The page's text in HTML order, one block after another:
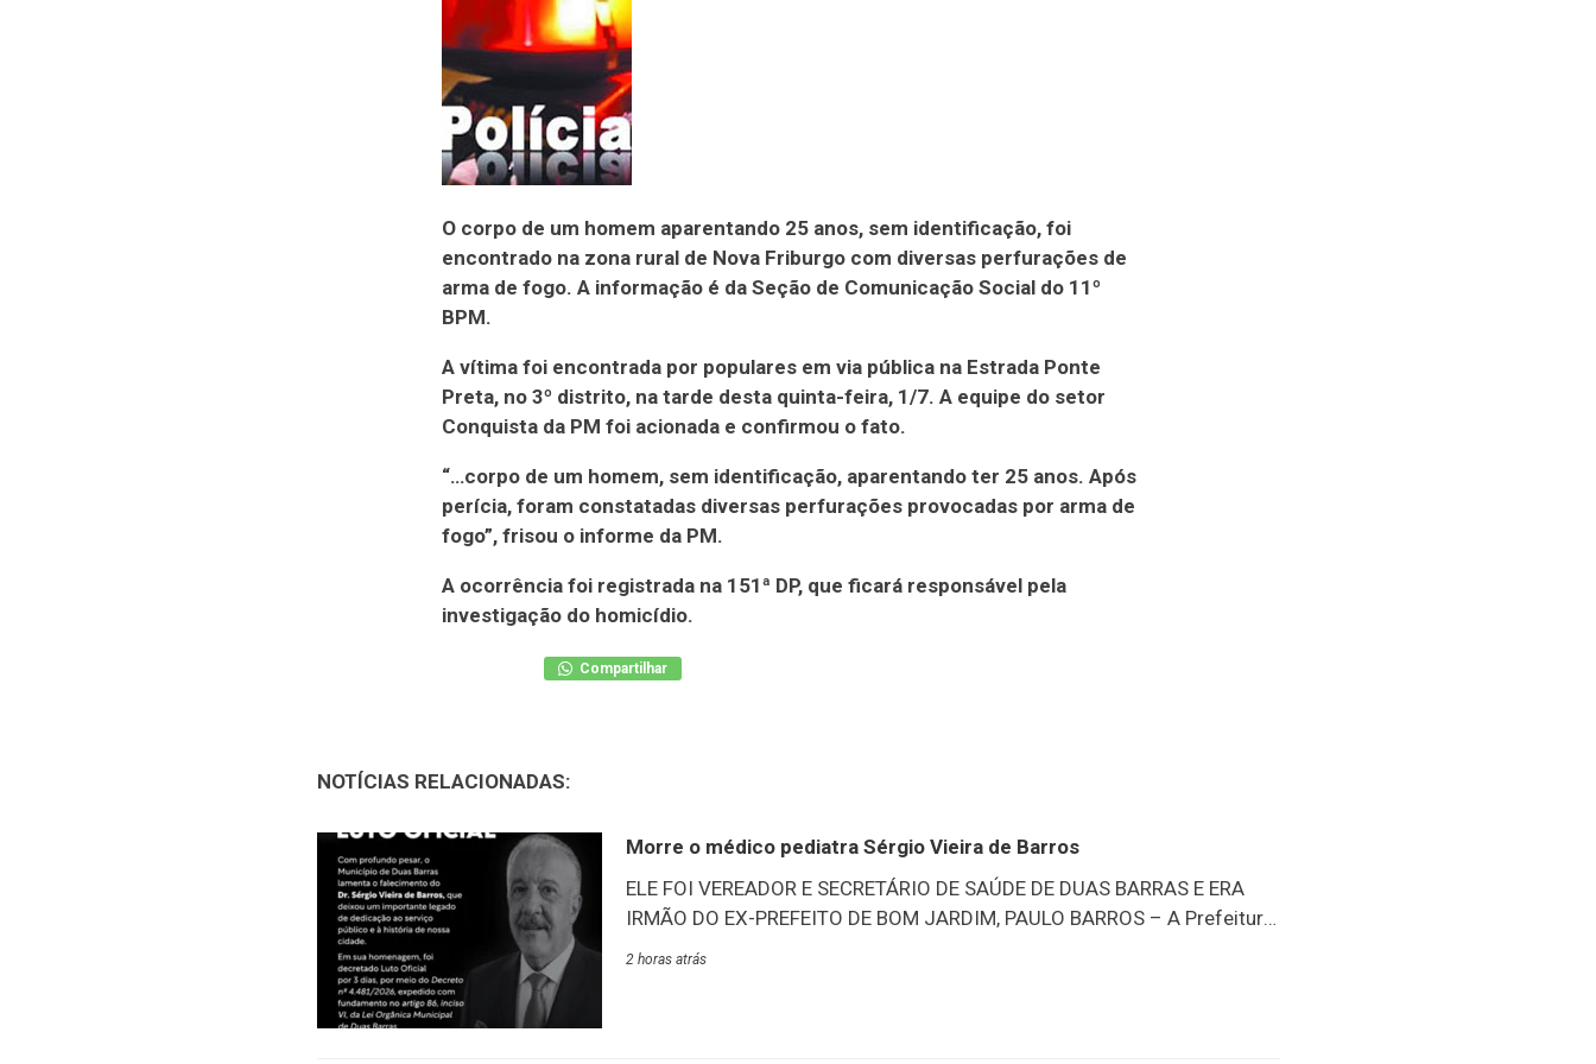
O corpo de um homem aparentando 25 anos, sem identificação, foi
encontrado na zona rural de Nova Friburgo com diversas perfurações de
arma de fogo. A informação é da Seção de Comunicação Social do 11º
BPM.
A vítima foi encontrada por populares em via pública na Estrada Ponte
Preta, no 3º distrito, na tarde desta quinta-feira, 1/7. A equipe do setor
Conquista da PM foi acionada e confirmou o fato.
“…corpo de um homem, sem identificação, aparentando ter 25 anos. Após
perícia, foram constatadas diversas perfurações provocadas por arma de
fogo”, frisou o informe da PM.
A ocorrência foi registrada na 151ª DP, que ficará responsável pela
investigação do homicídio.
Compartilhar
NOTÍCIAS RELACIONADAS:
Morre o médico pediatra Sérgio Vieira de Barros
ELE FOI VEREADOR E SECRETÁRIO DE SAÚDE DE DUAS BARRAS E ERA
IRMÃO DO EX-PREFEITO DE BOM JARDIM, PAULO BARROS – A Prefeitura
de Duas Barras, através de suas redes sociais, publicou nota de pesar e
2 horas atrás